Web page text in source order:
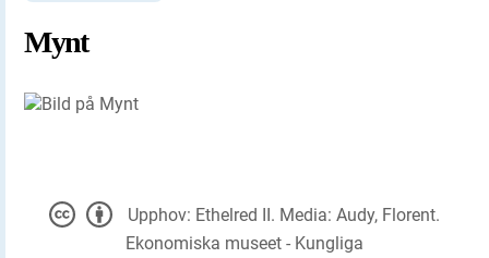
Mynt
Upphov: Ethelred II. Media: Audy, Florent.
Ekonomiska museet - Kungliga